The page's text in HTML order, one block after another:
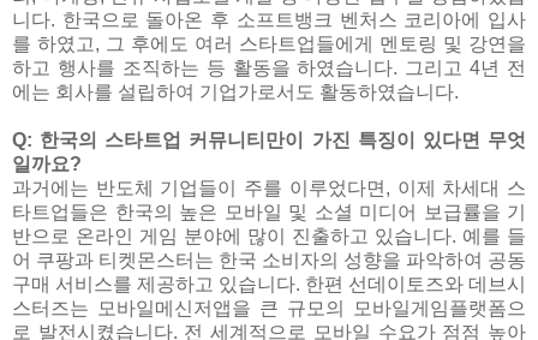
니다. 한국으로 돌아온 후 소프트뱅크 벤처스 코리아에 입사
를 하였고, 그 후에도 여러 스타트업들에게 멘토링 및 강연을
하고 행사를 조직하는 등 활동을 하였습니다. 그리고 4년 전
에는 회사를 설립하여 기업가로서도 활동하였습니다.
Q: 한국의 스타트업 커뮤니티만이 가진 특징이 있다면 무엇
일까요?
과거에는 반도체 기업들이 주를 이루었다면, 이제 차세대 스
타트업들은 한국의 높은 모바일 및 소셜 미디어 보급률을 기
반으로 온라인 게임 분야에 많이 진출하고 있습니다. 예를 들
어 쿠팡과 티켓몬스터는 한국 소비자의 성향을 파악하여 공동
구매 서비스를 제공하고 있습니다. 한편 선데이토즈와 데브시
스터즈는 모바일메신저앱을 큰 규모의 모바일게임플랫폼으
로 발전시켰습니다. 전 세계적으로 모바일 수요가 점점 높아